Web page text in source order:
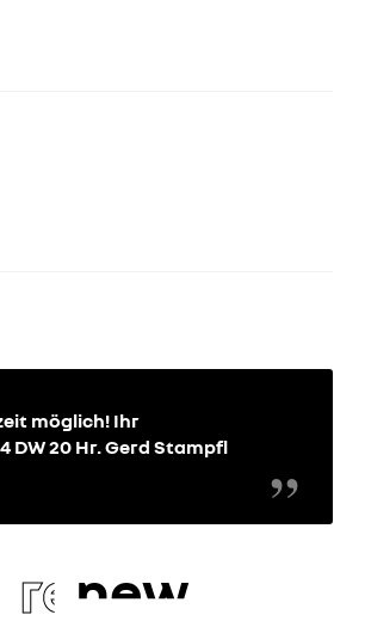
möglich! Ihr
DW 20 Hr. Gerd Stampfl
re new